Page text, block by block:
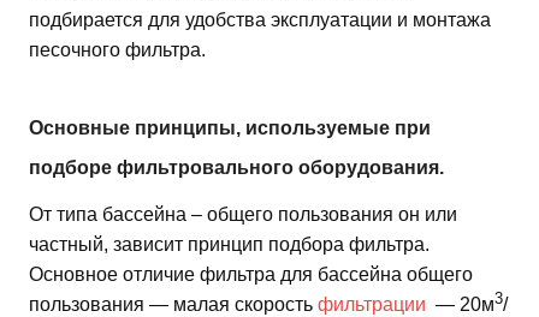
подбирается для удобства эксплуатации и монтажа
песочного фильтра.
Основные принципы, используемые при
подборе фильтровального оборудования.
От типа бассейна – общего пользования он или
частный, зависит принцип подбора фильтра.
Основное отличие фильтра для бассейна общего
пользования — малая скорость фильтрации — 20м3/